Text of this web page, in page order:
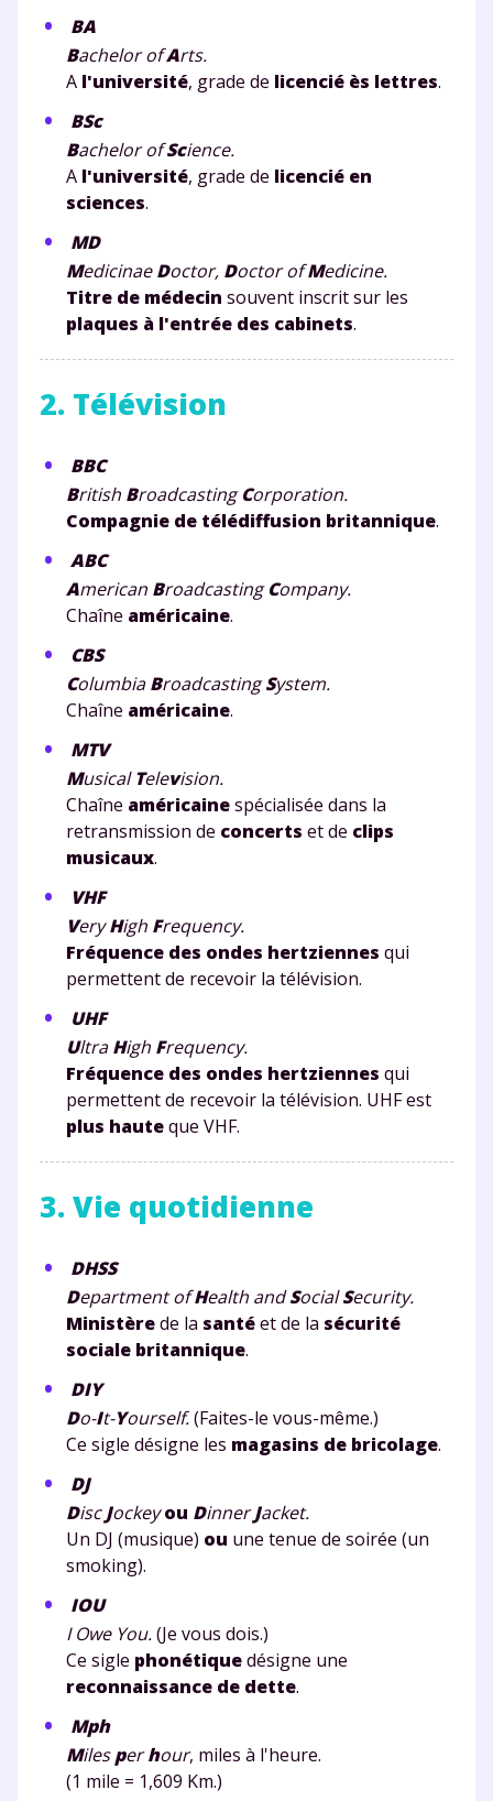
BA
Bachelor ofArts.
A l'université, grade de licencié ès lettres.
BSc
Bachelor ofScience.
A l'université, grade de licencié en
sciences.
MD
MedicinaeDoctor, Doctor ofMedicine.
Titre de médecin souvent inscrit sur les
plaques à l'entrée des cabinets.
2. Télévision
BBC
British BroadcastingCorporation.
Compagnie de télédiffusion britannique.
ABC
American BroadcastingCompany.
Chaîne américaine.
CBS
ColumbiaBroadcastingSystem.
Chaîne américaine.
MTV
MusicalTelevision.
Chaîne américainespécialisée dans la
retransmission de concerts et de clips
musicaux.
VHF
VeryHigh Frequency.
Fréquence des ondes hertziennes qui
permettent de recevoir la télévision.
UHF
UltraHigh Frequency.
Fréquence des ondes hertziennes qui
permettent de recevoir la télévision. UHF est
plus hauteque VHF.
3. Vie quotidienne
DHSS
Department ofHealth andSocialSecurity.
Ministèrede la santéet de la sécurité
sociale britannique.
DIY
Do-It-Yourself.(Faites-le vous-même.)
Ce sigle désigne les magasins de bricolage.
DJ
DiscJockey ou DinnerJacket.
Un DJ (musique) ou une tenue de soirée (un
smoking).
IOU
I Owe You.(Je vous dois.)
Ce sigle phonétiquedésigne une
reconnaissance de dette.
Mph
Milesperhour, miles à l'heure.
(1 mile = 1,609 Km.)